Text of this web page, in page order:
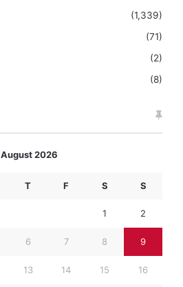
(1,339)
(71)
(2)
(8)
August 2026
T F S S
1 2
6 7 8 9
13 14 15 16